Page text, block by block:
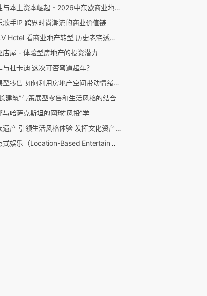
地缘韧性与本土资本崛起 - 2026中东欧商业地产的结构性转变
歌手IP 跨界时尚潮流的商业价值链
从曼谷 LV Hotel 看商业地产转型 历史老宅透过体验式零售的资产增值
店屋 - 体验型房地产的投资潜力
与杜卡迪 这次可否弯道超车？
线下策展型零售 如何利用房地产空间带动情绪价值
建筑”与策展型零售和生活风格的结合
与哈萨克斯坦的网球“风投”学
活化贵族遗产 引领生活风格体验 发挥文化资产价值
固定地点式娱乐（Location-Based Entertainment）结合 IP 的发展趋势